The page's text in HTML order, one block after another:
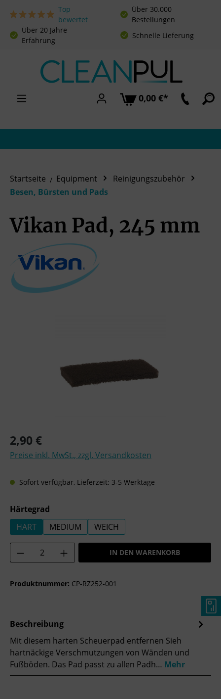
Zum Hauptinhalt springen
Top
bewertet
Über 30.000
Bestellungen
Über 20 Jahre
Erfahrung
Schnelle Lieferung
0,00 €*
Startseite Equipment
Reinigungszubehör
Besen, Bürsten und Pads
Vikan Pad, 245 mm
Regulärer Preis:
2,90 €
Preise inkl. MwSt., zzgl. Versandkosten
Sofort verfügbar, Lieferzeit: 3-5 Werktage
Härtegrad
HART
MEDIUM WEICH
Produkt Anzahl: Gib den gewünschten
IN DEN WARENKORB
Produktnummer: CP-RZ252-001
Beschreibung
Mit diesem harten Scheuerpad entfernen Sieh
hartnäckige Verschmutzungen von Wänden und
Fußböden. Das Pad passt zu allen Padh… Mehr